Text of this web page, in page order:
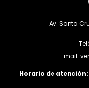
Av. Santa
mail:
Horario de atención: